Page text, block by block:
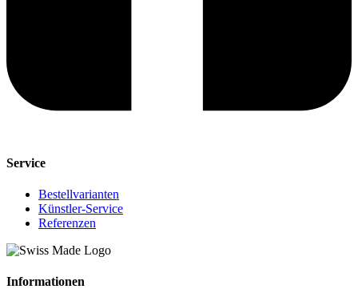
Service
Bestellvarianten
Künstler-Service
Referenzen
Informationen